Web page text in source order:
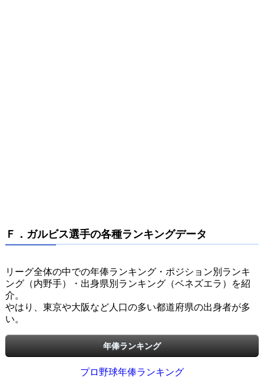
Ｆ．ガルビス選手の各種ランキングデータ
リーグ全体の中での年俸ランキング・ポジション別ランキ
ング（内野手）・出身県別ランキング（ベネズエラ）を紹
介。
やはり、東京や大阪など人口の多い都道府県の出身者が多
い。
年俸ランキング
プロ野球年俸ランキング